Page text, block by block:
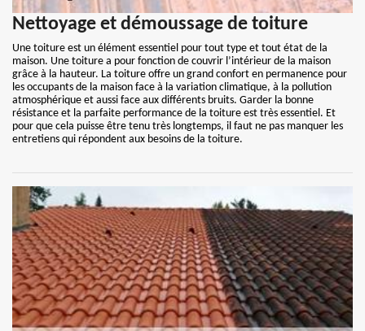
Nettoyage et démoussage de toiture
Une toiture est un élément essentiel pour tout type et tout état de la
maison. Une toiture a pour fonction de couvrir l’intérieur de la maison
grâce à la hauteur. La toiture offre un grand confort en permanence pour
les occupants de la maison face à la variation climatique, à la pollution
atmosphérique et aussi face aux différents bruits. Garder la bonne
résistance et la parfaite performance de la toiture est très essentiel. Et
pour que cela puisse être tenu très longtemps, il faut ne pas manquer les
entretiens qui répondent aux besoins de la toiture.